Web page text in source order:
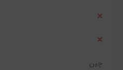
چین